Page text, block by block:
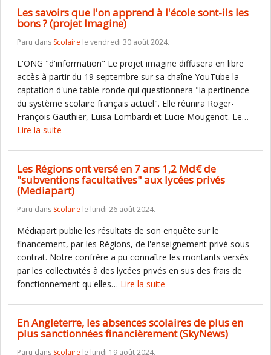
Les savoirs que l'on apprend à l'école sont-ils les
bons ? (projet Imagine)
Paru dans Scolaire le vendredi 30 août 2024.
L'ONG "d'information" Le projet imagine diffusera en libre
accès à partir du 19 septembre sur sa chaîne YouTube la
captation d'une table-ronde qui questionnera "la pertinence
du système scolaire français actuel". Elle réunira Roger-
François Gauthier, Luisa Lombardi et Lucie Mougenot. Le…
Lire la suite
Les Régions ont versé en 7 ans 1,2 Md€ de
"subventions facultatives" aux lycées privés
(Mediapart)
Paru dans Scolaire le lundi 26 août 2024.
Médiapart publie les résultats de son enquête sur le
financement, par les Régions, de l'enseignement privé sous
contrat. Notre confrère a pu connaître les montants versés
par les collectivités à des lycées privés en sus des frais de
fonctionnement qu'elles… Lire la suite
En Angleterre, les absences scolaires de plus en
plus sanctionnées financièrement (SkyNews)
Paru dans Scolaire le lundi 19 août 2024.